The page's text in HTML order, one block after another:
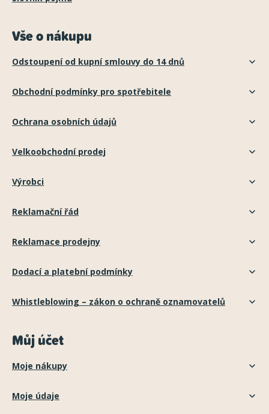
Vše o nákupu
Odstoupení od kupní smlouvy do 14 dnů
Obchodní podmínky pro spotřebitele
Ochrana osobních údajů
Velkoobchodní prodej
Výrobci
Reklamační řád
Reklamace prodejny
Dodací a platební podmínky
Whistleblowing – zákon o ochraně oznamovatelů
Můj účet
Moje nákupy
Moje údaje